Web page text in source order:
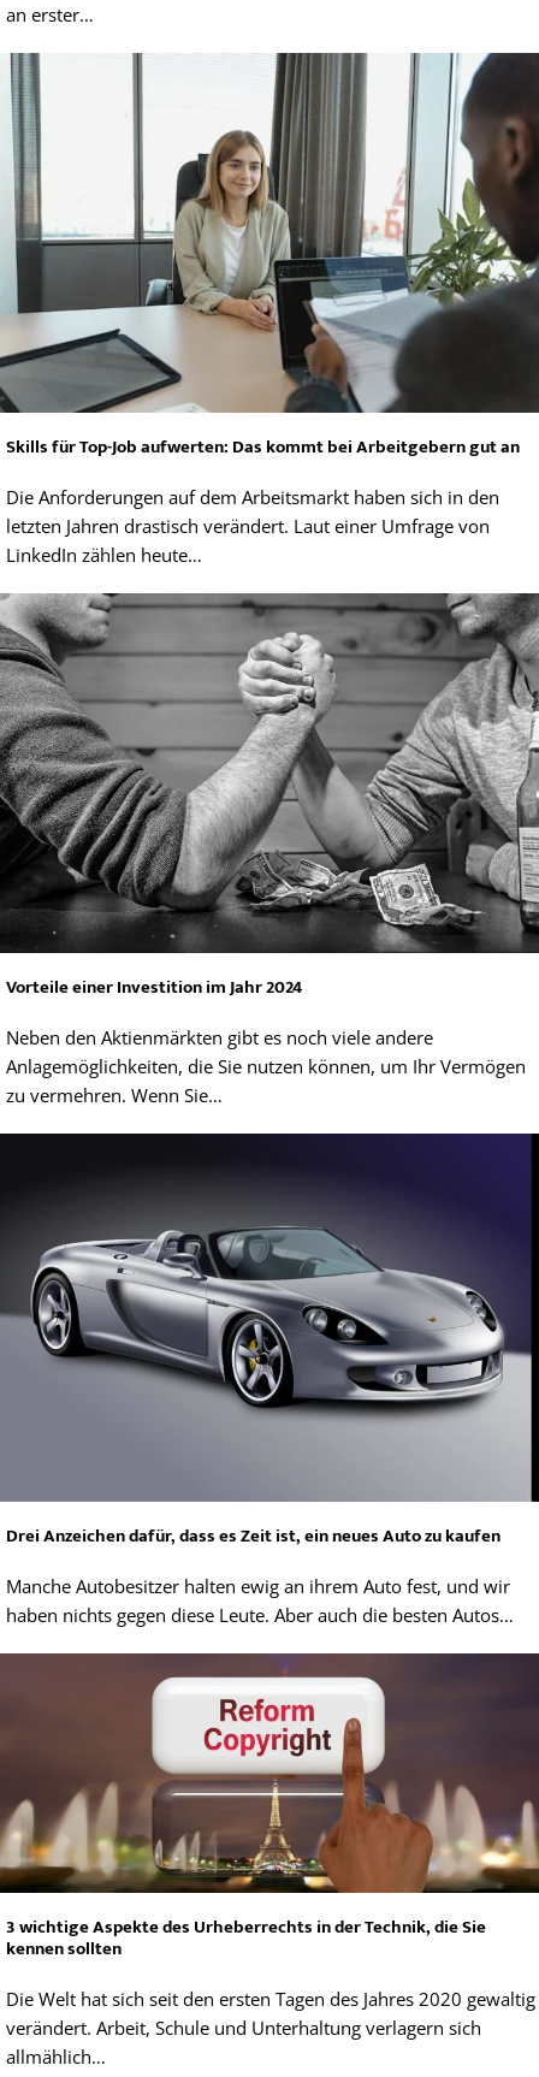
an erster…
Skills für Top-Job aufwerten: Das kommt bei Arbeitgebern gut an
Die Anforderungen auf dem Arbeitsmarkt haben sich in den
letzten Jahren drastisch verändert. Laut einer Umfrage von
LinkedIn zählen heute…
Vorteile einer Investition im Jahr 2024
Neben den Aktienmärkten gibt es noch viele andere
Anlagemöglichkeiten, die Sie nutzen können, um Ihr Vermögen
zu vermehren. Wenn Sie…
Drei Anzeichen dafür, dass es Zeit ist, ein neues Auto zu kaufen
Manche Autobesitzer halten ewig an ihrem Auto fest, und wir
haben nichts gegen diese Leute. Aber auch die besten Autos…
3 wichtige Aspekte des Urheberrechts in der Technik, die Sie
kennen sollten
Die Welt hat sich seit den ersten Tagen des Jahres 2020 gewaltig
verändert. Arbeit, Schule und Unterhaltung verlagern sich
allmählich…